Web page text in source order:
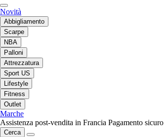
Novità
Abbigliamento
Scarpe
NBA
Palloni
Attrezzatura
Sport US
Lifestyle
Fitness
Outlet
Marche
Assistenza post-vendita in Francia Pagamento sicuro
Cerca